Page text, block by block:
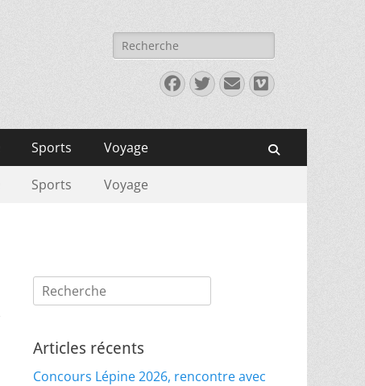
Rechercher :
Facebook
Twitter
E-
mail
Vimeo
Sports Voyage
Sports Voyage
Rechercher :
Articles récents
Concours Lépine 2026, rencontre avec